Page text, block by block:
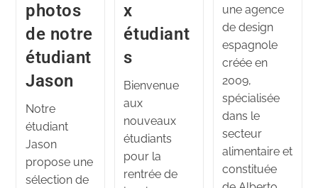
photos
de notre
étudiant
Jason
Notre
étudiant
Jason
propose une
sélection de
x
étudiant
s
Bienvenue
aux
nouveaux
étudiants
pour la
rentrée de
une agence
de design
espagnole
créée en
2009,
spécialisée
dans le
secteur
alimentaire et
constituée